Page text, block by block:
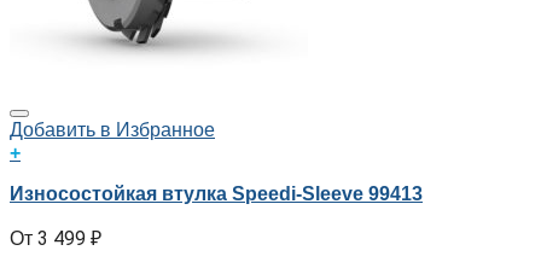
Добавить в Избранное
+
Износостойкая втулка Speedi-Sleeve 99413
3 499 ₽